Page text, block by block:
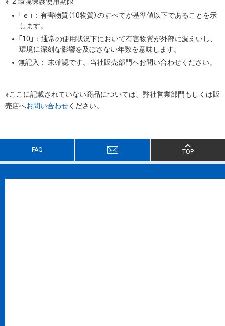
「ｅ」：有害物質（10物質）のすべてが基準値以下であることを示
します。
「10」：通常の使用状況下において有害物質が外部に漏えいし、
環境に深刻な影響を及ぼさない年数を意味します。
無記入： 未確認です。当社販売部門へお問い合わせください。
※ここに記載されていない商品については、弊社営業部門もしくは販
売店へお問い合わせください。
FAQ TOP